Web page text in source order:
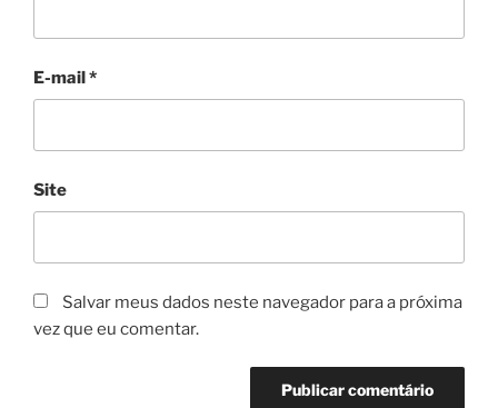
E-mail*
Site
Salvar meus dados neste navegador para a próxima
vez que eu comentar.